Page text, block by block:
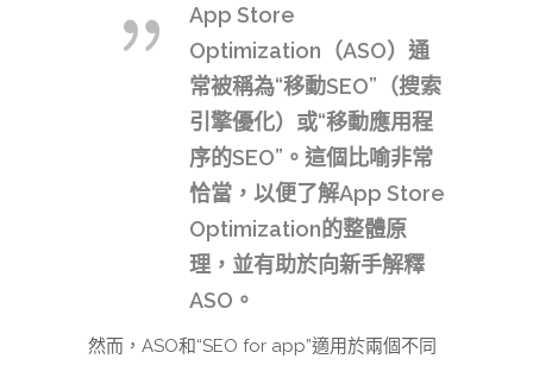
App Store
Optimization（ASO）通
常被稱為“移動SEO”（搜索
引擎優化）或“移動應用程
序的SEO”。這個比喻非常
恰當，以便了解App Store
Optimization的整體原
理，並有助於向新手解釋
ASO。
然而，ASO和“SEO for app”適用於兩個不同